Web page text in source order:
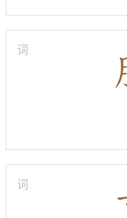
词
词